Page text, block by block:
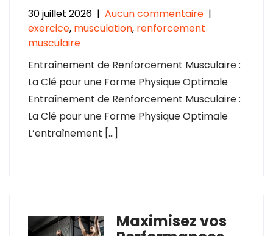
30 juillet 2026 | Aucun commentaire |
exercice, musculation, renforcement
musculaire
Entraînement de Renforcement Musculaire :
La Clé pour une Forme Physique Optimale
Entraînement de Renforcement Musculaire :
La Clé pour une Forme Physique Optimale
L’entraînement […]
Maximisez vos